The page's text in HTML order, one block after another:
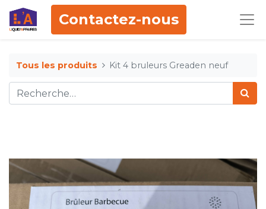
Contactez-nous
Tous les produits Kit 4 bruleurs Greaden neuf